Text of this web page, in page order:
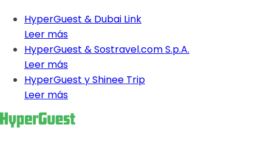
HyperGuest & Dubai Link
Leer más
HyperGuest & Sostravel.com S.p.A.
Leer más
HyperGuest y Shinee Trip
Leer más